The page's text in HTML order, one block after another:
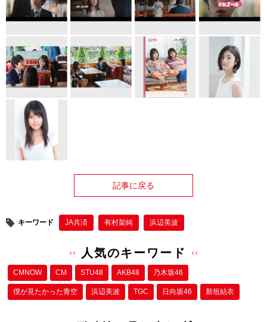
記事に戻る
キーワード JA共済 有村架純 浜辺美波
人気のキーワード
CMNOW CM STU48 AKB48 乃木坂46
僕が⾒たかった⻘空 浜辺美波 TGC 日向坂46 新垣結衣